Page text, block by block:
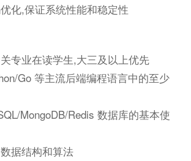
化,保证系统性能和稳定性
专业在读学生,大三及以上优先
Go 等主流后端编程语言中的至少
MongoDB/Redis 数据库的基本使
据结构和算法